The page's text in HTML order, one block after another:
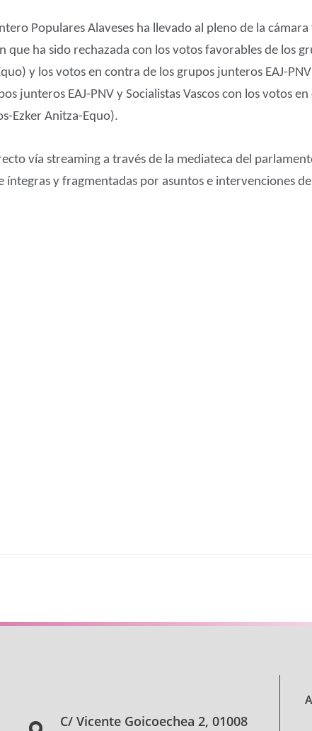
Populares Alaveses ha llevado al pleno de la cámara
ha sido rechazada con los votos favorables de los
y los votos en contra de los grupos junteros EAJ-
junteros EAJ-PNV y Socialistas Vascos con los votos
Ezker Anitza-Equo).
vía streaming a través de la mediateca del
íntegras y fragmentadas por asuntos e intervenciones
C/ Vicente Goicoechea 2, 01008